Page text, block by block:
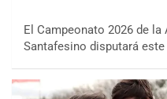
El Campeonato 2026 de
Santafesino disputará